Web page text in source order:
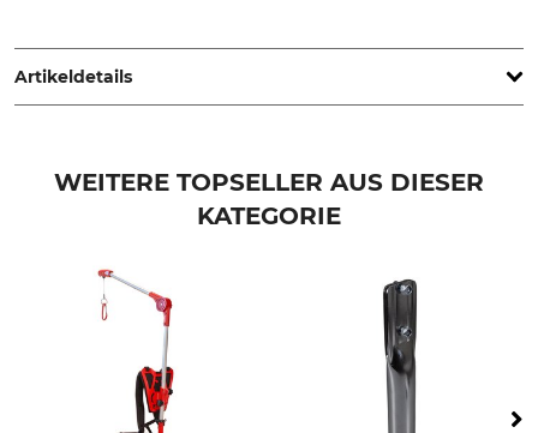
Freiberg/N., Germany, www.felco.eu
Artikeldetails
Herstellung
WEITERE TOPSELLER AUS DIESER
KATEGORIE